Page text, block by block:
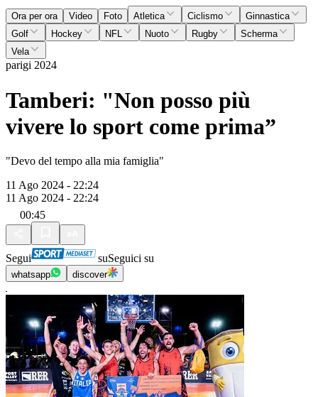
Ora per ora Video Foto Atletica Ciclismo
Ginnastica
Golf
Hockey NFL Nuoto Rugby
Scherma
Vela
parigi 2024
Tamberi: "Non posso più
vivere lo sport come prima”
"Devo del tempo alla mia famiglia"
11 Ago 2024 - 22:24
11 Ago 2024 - 22:24
00:45
Segui suSeguici su
whatsapp discover